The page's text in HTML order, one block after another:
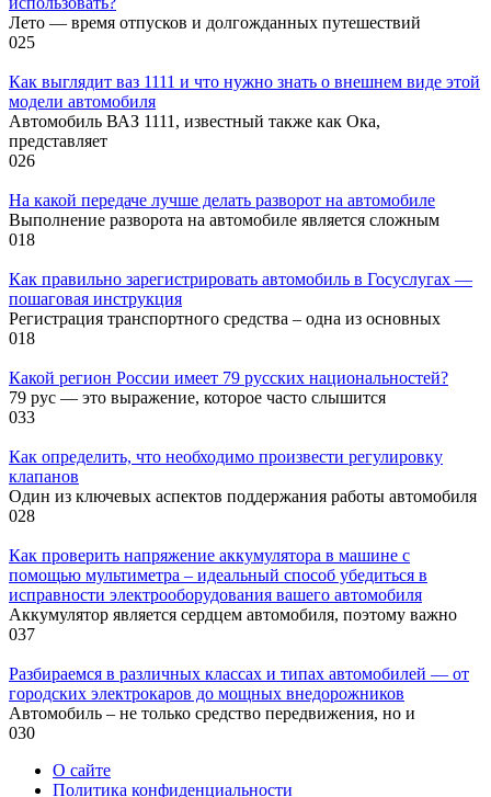
Лето — время отпусков и долгожданных путешествий
025
Как выглядит ваз 1111 и что нужно знать о внешнем виде этой
модели автомобиля
Автомобиль ВАЗ 1111, известный также как Ока,
представляет
026
На какой передаче лучше делать разворот на автомобиле
Выполнение разворота на автомобиле является сложным
018
Как правильно зарегистрировать автомобиль в Госуслугах —
пошаговая инструкция
Регистрация транспортного средства – одна из основных
018
Какой регион России имеет 79 русских национальностей?
79 рус — это выражение, которое часто слышится
033
Как определить, что необходимо произвести регулировку
клапанов
Один из ключевых аспектов поддержания работы автомобиля
028
Как проверить напряжение аккумулятора в машине с
помощью мультиметра – идеальный способ убедиться в
исправности электрооборудования вашего автомобиля
Аккумулятор является сердцем автомобиля, поэтому важно
037
Разбираемся в различных классах и типах автомобилей — от
городских электрокаров до мощных внедорожников
Автомобиль – не только средство передвижения, но и
030
О сайте
Политика конфиденциальности